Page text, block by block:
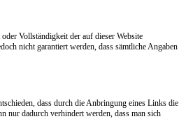
Vollständigkeit der auf dieser Website
nicht garantiert werden, dass sämtliche Angaben
dass durch die Anbringung eines Links die
nur dadurch verhindert werden, dass man sich